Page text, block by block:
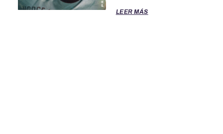
LEER MÁS